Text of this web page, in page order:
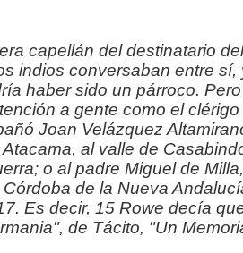
capellán del destinatario
indios conversaban entre
haber sido un párroco.
a gente como el
Joan Velázquez
al valle de
o al padre Miguel de
de la Nueva
Es decir, 15 Rowe decía
de Tácito, "Un